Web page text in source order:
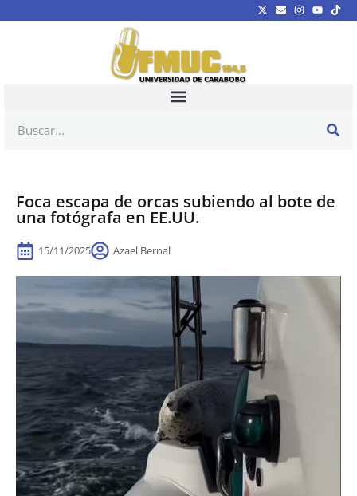
Foca escapa de orcas subiendo al bote de
una fotógrafa en EE.UU.
15/11/2025 Azael Bernal